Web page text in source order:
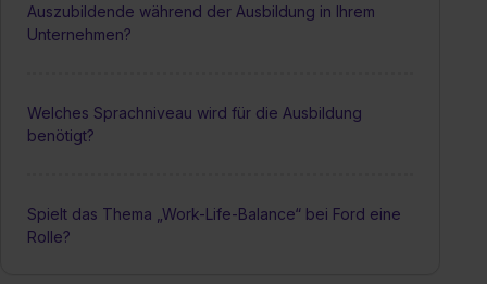
Auszubildende während der Ausbildung in Ihrem
Unternehmen?
Welches Sprachniveau wird für die Ausbildung
benötigt?
Spielt das Thema „Work-Life-Balance“ bei Ford eine
Rolle?